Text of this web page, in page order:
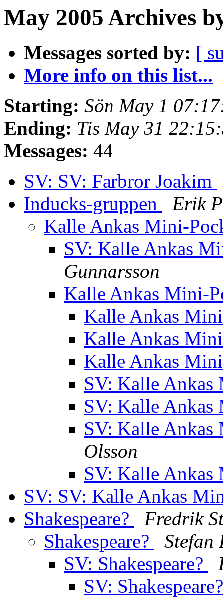
May 2005 Archives
Messages sorted by: [
More info on this list...
Starting: Sön May 1
Ending: Tis May 31
Messages: 44
SV: SV: Farbror Joakim
Inducks-gruppen
Erik
Kalle Ankas Mini-
SV: Kalle Ankas
Gunnarsson
Kalle Ankas Mini-
Kalle Ankas
Kalle Ankas
Kalle Ankas
SV: Kalle
SV: Kalle
SV: Kalle
Olsson
SV: Kalle
SV: SV: Kalle Ankas
Shakespeare?
Fredrik
Shakespeare?
Stefan
SV: Shakespeare?
SV: